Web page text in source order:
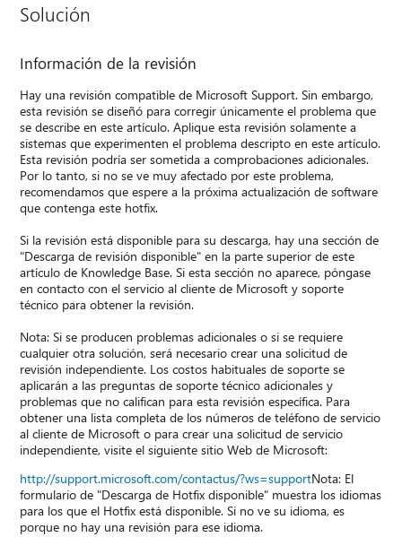
Solución
Información de la revisión
Hay una revisión compatible de Microsoft Support. Sin embargo,
esta revisión se diseñó para corregir únicamente el problema que
se describe en este artículo. Aplique esta revisión solamente a
sistemas que experimenten el problema descripto en este artículo.
Esta revisión podría ser sometida a comprobaciones adicionales.
Por lo tanto, si no se ve muy afectado por este problema,
recomendamos que espere a la próxima actualización de software
que contenga este hotfix.
Si la revisión está disponible para su descarga, hay una sección de
"Descarga de revisión disponible" en la parte superior de este
artículo de Knowledge Base. Si esta sección no aparece, póngase
en contacto con el servicio al cliente de Microsoft y soporte
técnico para obtener la revisión.
Nota: Si se producen problemas adicionales o si se requiere
cualquier otra solución, será necesario crear una solicitud de
revisión independiente. Los costos habituales de soporte se
aplicarán a las preguntas de soporte técnico adicionales y
problemas que no califican para esta revisión específica. Para
obtener una lista completa de los números de teléfono de servicio
al cliente de Microsoft o para crear una solicitud de servicio
independiente, visite el siguiente sitio Web de Microsoft:
http://support.microsoft.com/contactus/?ws=supportNota: El
formulario de "Descarga de Hotfix disponible" muestra los idiomas
para los que el Hotfix está disponible. Si no ve su idioma, es
porque no hay una revisión para ese idioma.